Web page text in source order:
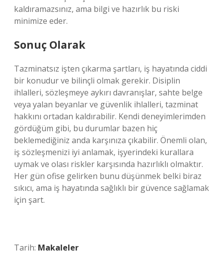
kaldıramazsınız, ama bilgi ve hazırlık bu riski
minimize eder.
Sonuç Olarak
Tazminatsız işten çıkarma şartları, iş hayatında ciddi
bir konudur ve bilinçli olmak gerekir. Disiplin
ihlalleri, sözleşmeye aykırı davranışlar, sahte belge
veya yalan beyanlar ve güvenlik ihlalleri, tazminat
hakkını ortadan kaldırabilir. Kendi deneyimlerimden
gördüğüm gibi, bu durumlar bazen hiç
beklemediğiniz anda karşınıza çıkabilir. Önemli olan,
iş sözleşmenizi iyi anlamak, işyerindeki kurallara
uymak ve olası riskler karşısında hazırlıklı olmaktır.
Her gün ofise gelirken bunu düşünmek belki biraz
sıkıcı, ama iş hayatında sağlıklı bir güvence sağlamak
için şart.
Tarih: Makaleler